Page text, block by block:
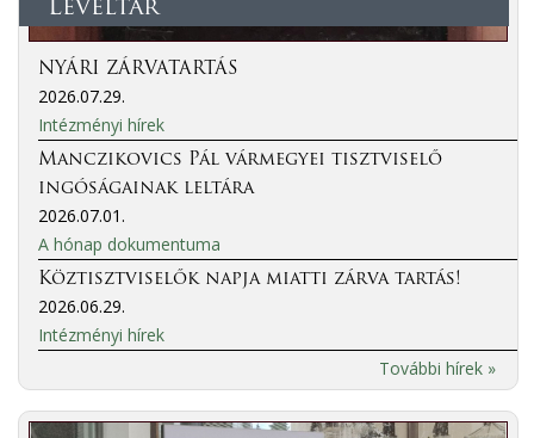
Levéltár
NYÁRI ZÁRVATARTÁS
2026.07.29.
Intézményi hírek
Manczikovics Pál vármegyei tisztviselő
ingóságainak leltára
2026.07.01.
A hónap dokumentuma
Köztisztviselők napja miatti zárva tartás!
2026.06.29.
Intézményi hírek
További hírek »